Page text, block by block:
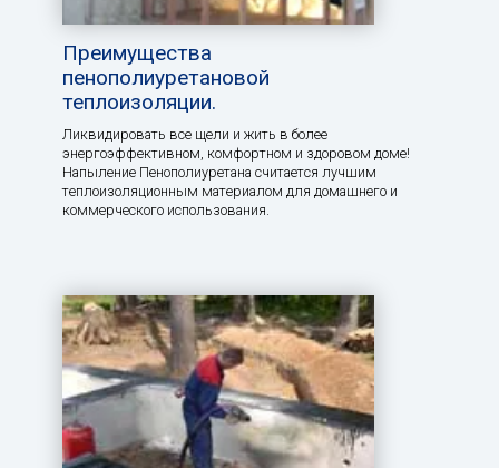
Преимущества
пенополиуретановой
теплоизоляции.
Ликвидировать все щели и жить в более
энергоэффективном, комфортном и здоровом доме!
Напыление Пенополиуретана считается лучшим
теплоизоляционным материалом для домашнего и
коммерческого использования.